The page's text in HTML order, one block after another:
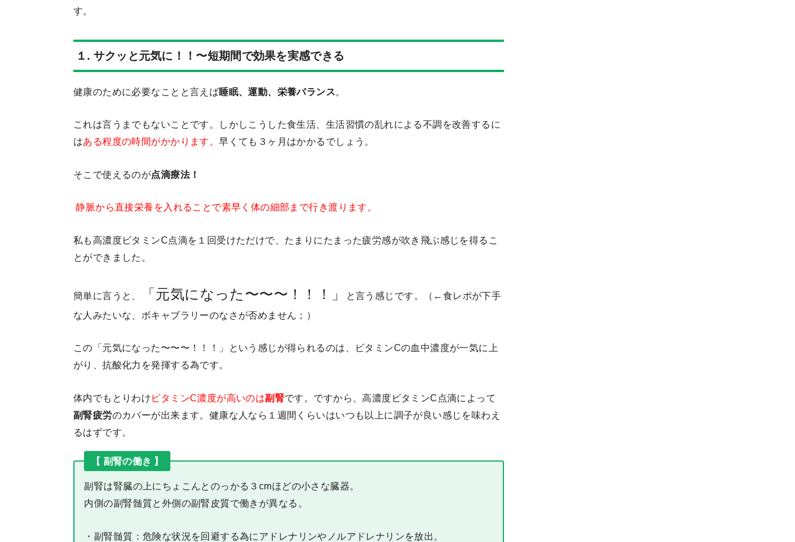
す。
１. サクッと元気に！！〜短期間で効果を実感できる
健康のために必要なことと言えば睡眠、運動、栄養バランス。
これは言うまでもないことです。しかしこうした食生活、生活習慣の乱れによる不調を改善するに
はある程度の時間がかかります。早くても３ヶ月はかかるでしょう。
そこで使えるのが点滴療法！
静脈から直接栄養を入れることで素早く体の細部まで行き渡ります。
私も高濃度ビタミンC点滴を１回受けただけで、たまりにたまった疲労感が吹き飛ぶ感じを得るこ
とができました。
簡単に言うと、 「元気になった〜〜〜！！！」
と言う感じです。（←食レポが下手
な人みたいな、ボキャブラリーのなさが否めません；）
この「元気になった〜〜〜！！！」という感じが得られるのは、ビタミンCの血中濃度が一気に上
がり、抗酸化力を発揮する為です。
体内でもとりわけ ビタミンC濃度が高いのは副腎です。ですから、高濃度ビタミンC点滴によって
副腎疲労のカバーが出来ます。健康な人なら１週間くらいはいつも以上に調子が良い感じを味わえ
るはずです。
【 副腎の働き 】
副腎は腎臓の上にちょこんとのっかる３cmほどの小さな臓器。
内側の副腎髄質と外側の副腎皮質で働きが異なる。
・副腎髄質：危険な状況を回避する為にアドレナリンやノルアドレナリンを放出。